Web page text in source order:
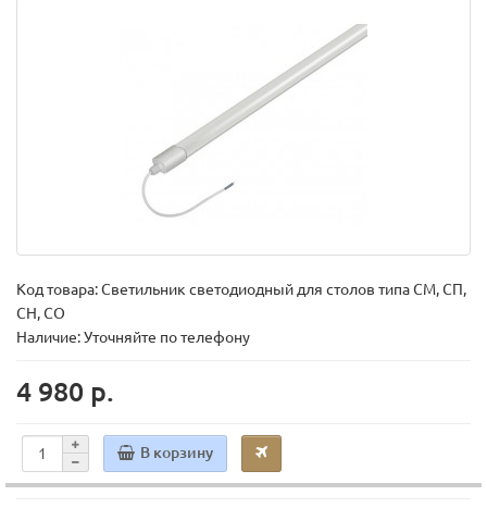
Код товара:Светильник светодиодный для столов типа СМ, СП,
СН, СО
Наличие: Уточняйте по телефону
4 980 р.
В корзину